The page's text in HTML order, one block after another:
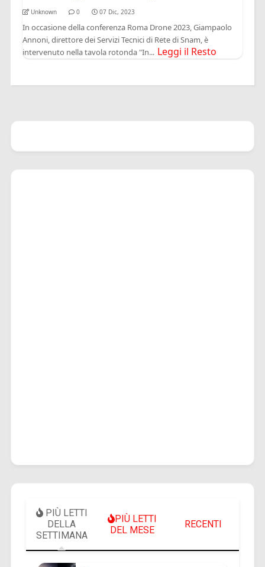
Unknown 0 07 Dic, 2023
In occasione della conferenza Roma Drone 2023, Giampaolo
Annoni, direttore dei Servizi Tecnici di Rete di Snam, è
intervenuto nella tavola rotonda "In... Leggi il Resto
PIÙ LETTI
DELLA
SETTIMANA
PIÙ LETTI
DEL MESE
RECENTI